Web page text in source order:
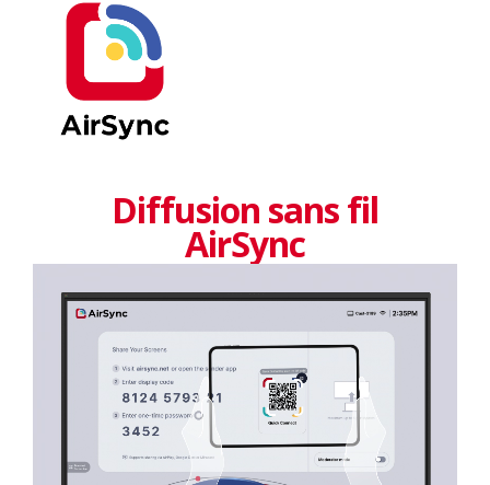
Diffusion sans fil
AirSync